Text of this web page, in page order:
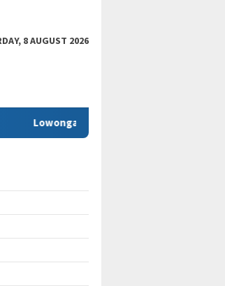
8 AUGUST 2026
Kerja SMK Telkom Purwokerto Terbaru